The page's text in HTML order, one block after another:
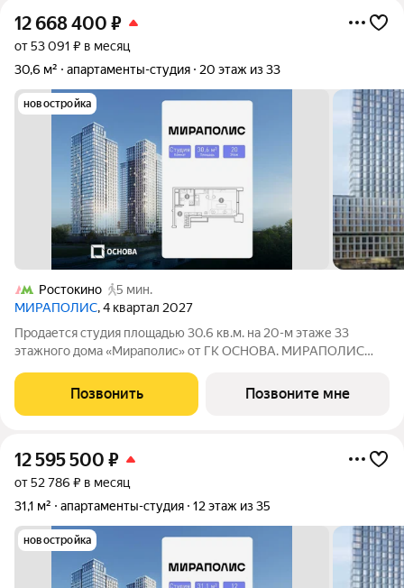
12 668 400 ₽
от 53 091 ₽ в месяц
30,6 м²
апартаменты-студия 20 этаж из 33
новостройка
Ростокино
5 мин.
МИРАПОЛИС, 4 квартал 2027
Продается студия площадью 30.6 кв.м. на 20-м этаже 33
этажного дома «Мираполис» от ГК ОСНОВА. МИРАПОЛИС
отдыха и жизни. Проект состоит из четырех башен с
авторскими стеклянными фасадами и
Позвонить Позвоните мне
12 595 500 ₽
от 52 786 ₽ в месяц
31,1 м²
апартаменты-студия 12 этаж из 35
новостройка